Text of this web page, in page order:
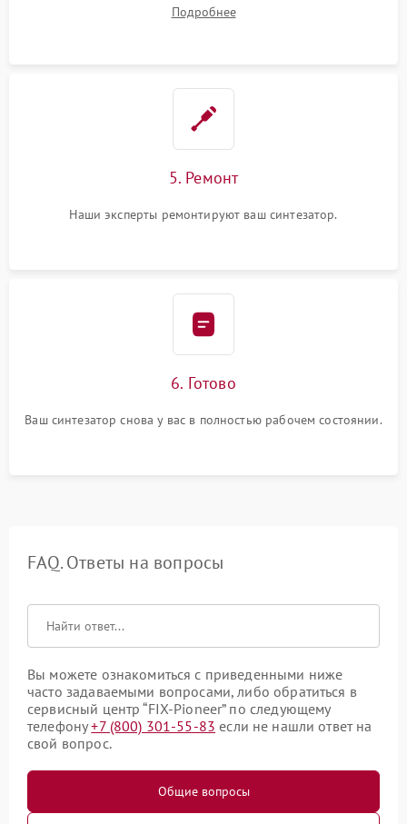
Подробнее
5. Ремонт
Наши эксперты ремонтируют ваш синтезатор.
6. Готово
Ваш синтезатор снова у вас в полностью рабочем состоянии.
FAQ. Ответы на вопросы
Вы можете ознакомиться с приведенными ниже
часто задаваемыми вопросами, либо обратиться в
сервисный центр “FIX-Pioneer” по следующему
телефону+7 (800) 301-55-83 если не нашли ответ на
свой вопрос.
Общие вопросы